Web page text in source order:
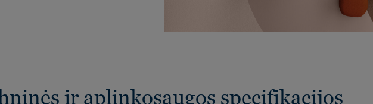
ir aplinkosaugos specifikacijos